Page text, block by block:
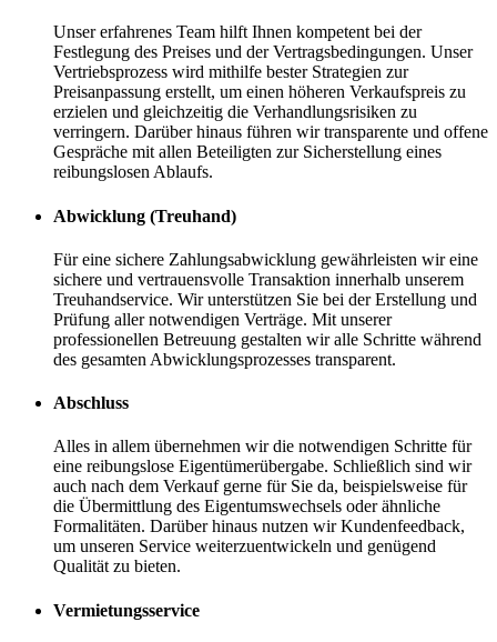
Unser erfahrenes Team hilft Ihnen kompetent bei der
Festlegung des Preises und der Vertragsbedingungen. Unser
Vertriebsprozess wird mithilfe bester Strategien zur
Preisanpassung erstellt, um einen höheren Verkaufspreis zu
erzielen und gleichzeitig die Verhandlungsrisiken zu
verringern. Darüber hinaus führen wir transparente und offene
Gespräche mit allen Beteiligten zur Sicherstellung eines
reibungslosen Ablaufs.
Abwicklung (Treuhand)
Für eine sichere Zahlungsabwicklung gewährleisten wir eine
sichere und vertrauensvolle Transaktion innerhalb unserem
Treuhandservice. Wir unterstützen Sie bei der Erstellung und
Prüfung aller notwendigen Verträge. Mit unserer
professionellen Betreuung gestalten wir alle Schritte während
des gesamten Abwicklungsprozesses transparent.
Abschluss
Alles in allem übernehmen wir die notwendigen Schritte für
eine reibungslose Eigentümerübergabe. Schließlich sind wir
auch nach dem Verkauf gerne für Sie da, beispielsweise für
die Übermittlung des Eigentumswechsels oder ähnliche
Formalitäten. Darüber hinaus nutzen wir Kundenfeedback,
um unseren Service weiterzuentwickeln und genügend
Qualität zu bieten.
Vermietungsservice